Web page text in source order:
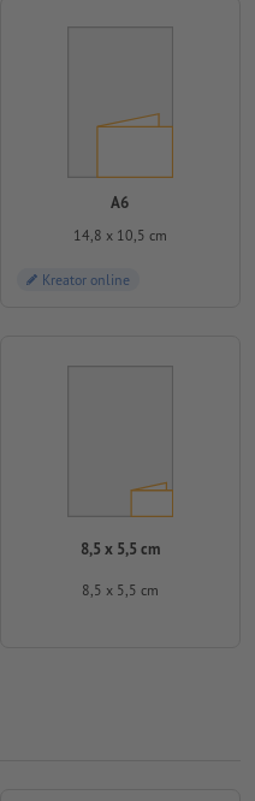
A6
14,8 x 10,5 cm
Kreator online
8,5 x 5,5 cm
8,5 x 5,5 cm